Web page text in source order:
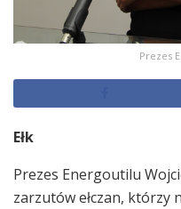
Prezes
Ełk
Prezes Energoutilu
zarzutów ełczan, którzy